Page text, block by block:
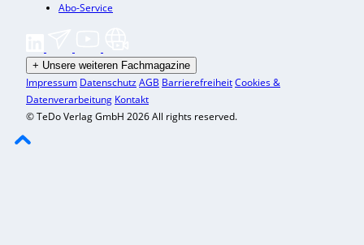
Abo-Service
+ Unsere weiteren Fachmagazine
Impressum DatenschutzAGB BarrierefreiheitCookies &
Datenverarbeitung Kontakt
© TeDo Verlag GmbH 2026 All rights reserved.